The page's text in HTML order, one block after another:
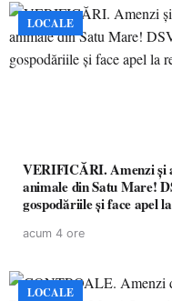
LOCALE
VERIFICĂRI. Amenzi și
animale din Satu Mare!
gospodăriile și face apel
acum 4 ore
LOCALE